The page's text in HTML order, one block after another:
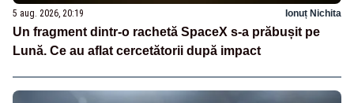
5 aug. 2026, 20:19 Ionuț Nichita
Un fragment dintr-o rachetă SpaceX s-a prăbușit pe
Lună. Ce au aflat cercetătorii după impact